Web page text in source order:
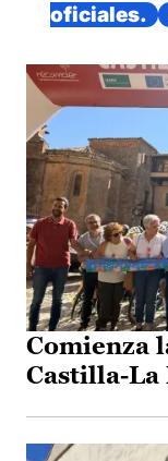
oficiales.
Comienza
Castilla-La